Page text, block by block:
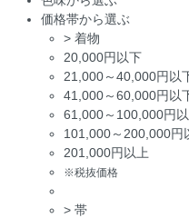
価格帯から選ぶ
> 着物
20,000円以下
21,000～40,000円以
41,000～60,000円以
61,000～100,000円
101,000～200,000円
201,000円以上
※税抜価格
> 帯